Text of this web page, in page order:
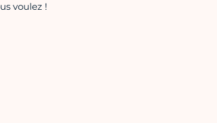
voulez !